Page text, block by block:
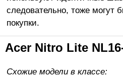
следовательно, тоже могут
покупки.
Acer Nitro Lite
Схожие модели в классе: